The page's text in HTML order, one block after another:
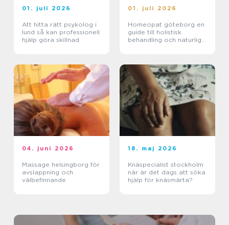
01. juli 2026
Att hitta rätt psykolog i
lund så kan professionell
hjälp göra skillnad
01. juli 2026
Homeopat göteborg en
guide till holistisk
behandling och naturlig
04. juni 2026
Massage helsingborg för
avslappning och
välbefinnande
18. maj 2026
Knäspecialist stockholm
när är det dags att söka
hjälp för knäsmärta?